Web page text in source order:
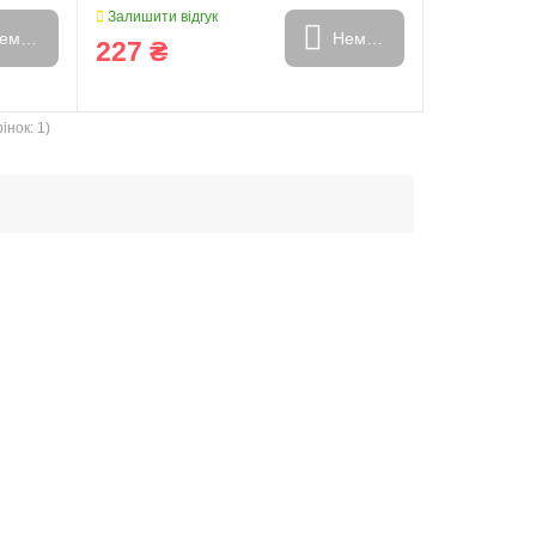
в наявності
Залишити відгук
227 ₴ Немає в наявності
1)